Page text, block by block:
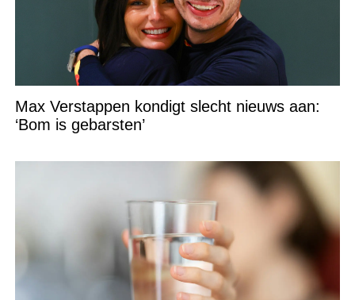
Max Verstappen kondigt slecht nieuws aan:
‘Bom is gebarsten’